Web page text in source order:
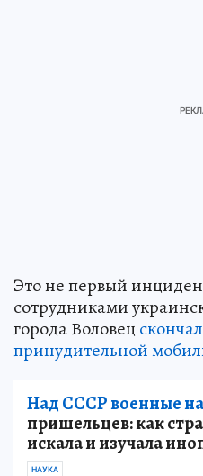
Это не первый
сотрудниками
города Воловец
принудительной
Над СССР военные
пришельцев: как
искала и изучала
НАУКА